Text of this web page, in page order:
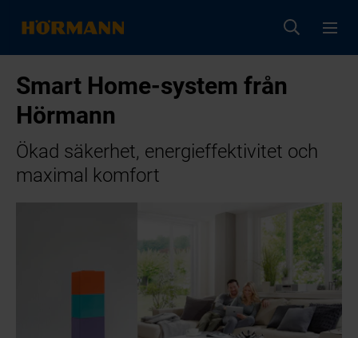
Smart Home-system från
Hörmann
Ökad säkerhet, energieffektivitet och
maximal komfort